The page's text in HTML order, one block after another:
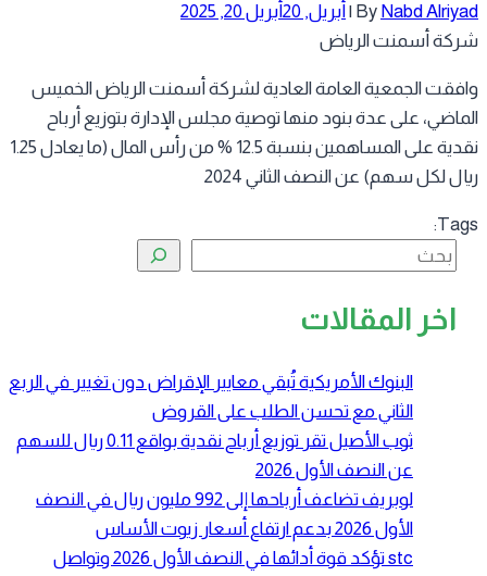
ByNabd
|أبريل, 20
أبريل 20, 2025
أسمنت الرياض
الجمعية العامة العادية لشركة أسمنت الرياض الخميس
على عدة بنود منها توصية مجلس الإدارة بتوزيع أرباح
نقدية على المساهمين بنسبة 12.5 % من رأس المال (ما يعادل 1.25
لكل سهم) عن النصف الثاني 2024
البحث
اخر المقالات
البنوك الأمريكية تُبقي معايير الإقراض دون تغيير في الربع
الثاني مع تحسن الطلب على القروض
ثوب الأصيل تقر توزيع أرباح نقدية بواقع 0.11 ريال للسهم
عن النصف الأول 2026
لوبريف تضاعف أرباحها إلى 992 مليون ريال في النصف
الأول 2026 بدعم ارتفاع أسعار زيوت الأساس
stc تؤكد قوة أدائها في النصف الأول 2026 وتواصل